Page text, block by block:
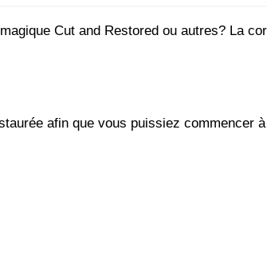
Cut and Restored ou autres? La
afin que vous puissiez commencer